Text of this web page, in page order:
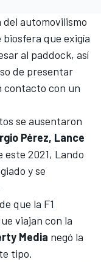
automovilismo
que exigía
al paddock, así
de presentar
contacto con un
se ausentaron
Pérez, Lance
este 2021, Lando
y se
que la F1
viajan con la
Media negó la
tipo.